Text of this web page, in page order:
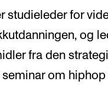
studieleder for
og
fra den
seminar om